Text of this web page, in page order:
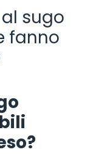
sugo
fanno